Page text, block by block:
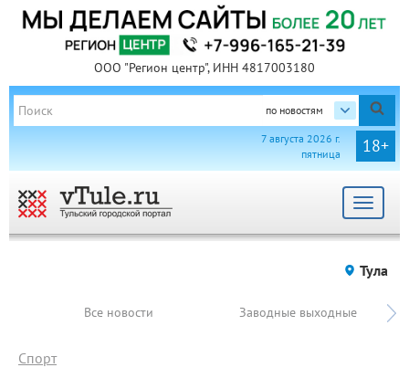
ООО "Регион центр", ИНН 4817003180
по новостям
18+
7 августа 2026 г.
пятница
Toggle
Тула
Все новости Заводные выходные
Спорт